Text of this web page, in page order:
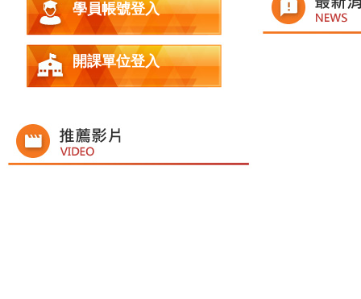
學員帳號登入
開課單位登入